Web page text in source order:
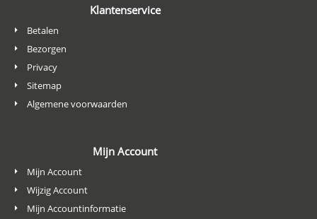
Klantenservice
Betalen
Bezorgen
Privacy
Sitemap
Algemene voorwaarden
Mijn Account
Mijn Account
Wijzig Account
Mijn Accountinformatie